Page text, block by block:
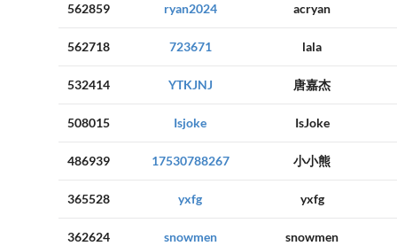
562859 ryan2024 acryan
562718 723671 lala
532414 YTKJNJ 唐嘉杰
508015 Isjoke IsJoke
486939 17530788267 小小熊
365528 yxfg yxfg
362624 snowmen snowmen